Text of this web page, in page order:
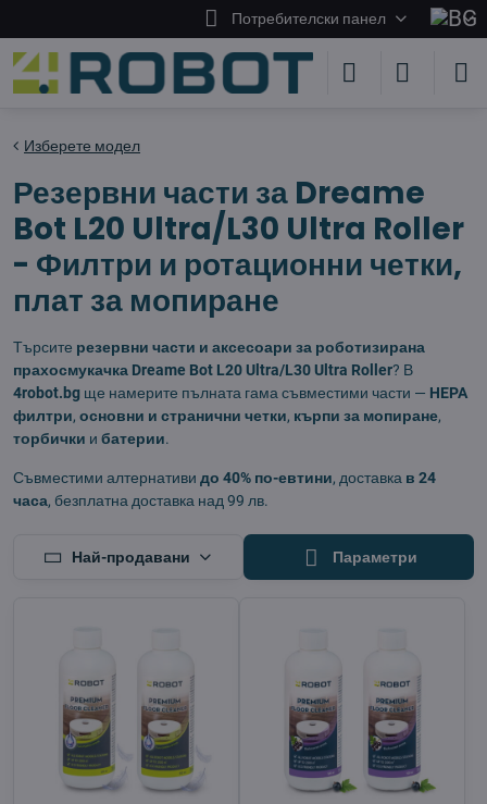
Потребителски панел
Изберете модел
Резервни части за Dreame
Bot L20 Ultra/L30 Ultra Roller
- Филтри и ротационни четки,
плат за мопиране
Търсите резервни части и аксесоари за роботизирана
прахосмукачка Dreame Bot L20 Ultra/L30 Ultra Roller? В
4robot.bg ще намерите пълната гама съвместими части — HEPA
филтри, основни и странични четки, кърпи за мопиране,
торбички и батерии.
Съвместими алтернативи до 40% по-евтини, доставка в 24
часа, безплатна доставка над 99 лв.
Най-продавани Параметри